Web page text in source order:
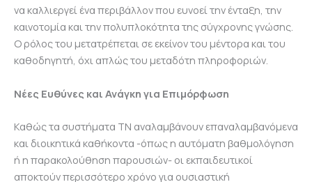
να καλλιεργεί ένα περιβάλλον που ευνοεί την ένταξη, την
καινοτομία και την πολυπλοκότητα της σύγχρονης γνώσης.
Ο ρόλος του μετατρέπεται σε εκείνον του μέντορα και του
καθοδηγητή, όχι απλώς του μεταδότη πληροφοριών.
Νέες Ευθύνες και Ανάγκη για Επιμόρφωση
Καθώς τα συστήματα ΤΝ αναλαμβάνουν επαναλαμβανόμενα
και διοικητικά καθήκοντα -όπως η αυτόματη βαθμολόγηση
ή η παρακολούθηση παρουσιών- οι εκπαιδευτικοί
αποκτούν περισσότερο χρόνο για ουσιαστική